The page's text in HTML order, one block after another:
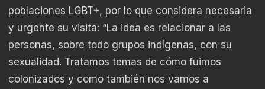
poblaciones LGBT+, por lo que considera necesaria
y urgente su visita: “La idea es relacionar a las
personas, sobre todo grupos indígenas, con su
sexualidad. Tratamos temas de cómo fuimos
colonizados y como también nos vamos a